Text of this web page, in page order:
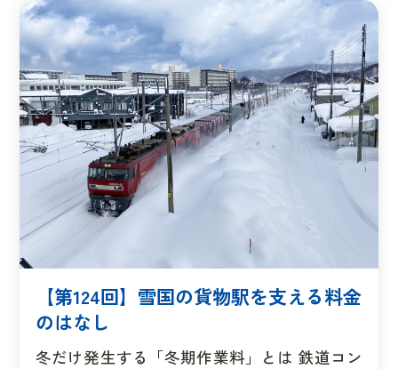
【第124回】雪国の貨物駅を支える料金
のはなし
冬だけ発生する「冬期作業料」とは 鉄道コン